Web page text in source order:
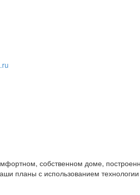
собственном доме,
планы с использованием